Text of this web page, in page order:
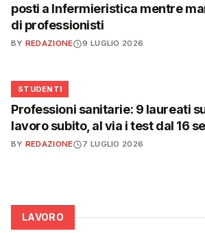
posti a Infermieristica mentre
di professionisti
BY REDAZIONE 9 LUGLIO 2026
🎓
STUDENTI
Professioni sanitarie: 9 laureati
lavoro subito, al via i test dal 16
BY REDAZIONE 7 LUGLIO 2026
LAVORO